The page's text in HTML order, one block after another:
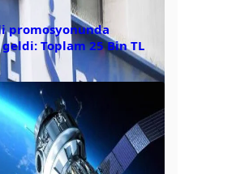
promosyonunda
Toplam 25 Bin TL